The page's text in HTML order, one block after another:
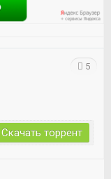
Скачать торрент
5